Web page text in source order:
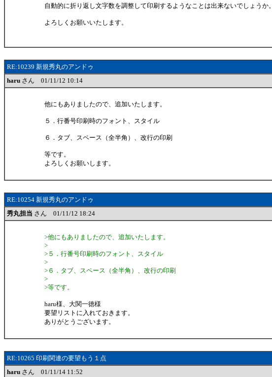
自動的に折り返し文字数を調整して印刷するようなことは出来ないでしょうか。
よろしくお願いいたします。
RE:10239 新規秀丸のアンドゥ
haru さん 01/11/12 10:14
他にもありましたので、追加いたします。
５．行番号印刷時のフォント、スタイル
６．タブ、スペース（全半角）、改行の印刷
等です。
よろしくお願いします。
RE:10254 新規秀丸のアンドゥ
秀丸担当 さん 01/11/12 18:24
>他にもありましたので、追加いたします。
>
>５．行番号印刷時のフォント、スタイル
>
>６．タブ、スペース（全半角）、改行の印刷
>
>等です。
haru様、大関一徳様
要望リストに入れておきます。
ありがとうございます。
RE:10265 印刷関連の要望もう１点
haru さん 01/11/14 11:52